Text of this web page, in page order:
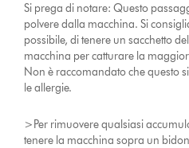
Si prega di notare: Questo
polvere dalla macchina. Si
possibile, di tenere un sacchetto
macchina per catturare la
Non è raccomandato che questo
le allergie.
>Per rimuovere qualsiasi
tenere la macchina sopra un